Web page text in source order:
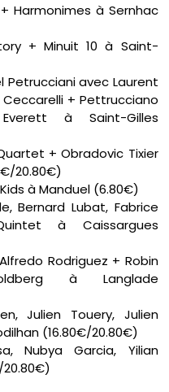
Harmonimes à Sernhac
+ Minuit 10 à Saint-
Petrucciani avec Laurent
+ Pettrucciano
à Saint-Gilles
+ Obradovic Tixier
20.80€)
à Manduel (6.80€)
Bernard Lubat, Fabrice
à Caissargues
Rodriguez + Robin
à Langlade
Julien Touery, Julien
(16.80€/20.80€)
Nubya Garcia, Yilian